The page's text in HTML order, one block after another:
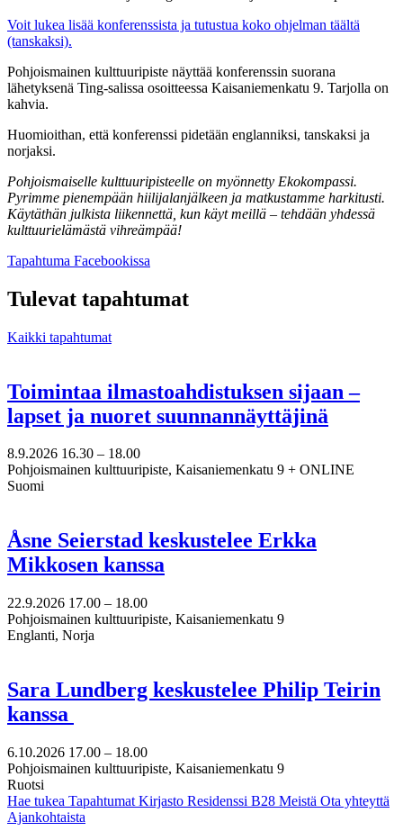
Voit lukea lisää konferenssista ja tutustua koko ohjelman täältä
(tanskaksi).
Pohjoismainen kulttuuripiste näyttää konferenssin suorana
lähetyksenä Ting-salissa osoitteessa Kaisaniemenkatu 9. Tarjolla on
kahvia.
Huomioithan, että konferenssi pidetään englanniksi, tanskaksi ja
norjaksi.
Pohjoismaiselle kulttuuripisteelle on myönnetty Ekokompassi.
Pyrimme pienempään hiilijalanjälkeen ja matkustamme harkitusti.
Käytäthän julkista liikennettä, kun käyt meillä – tehdään yhdessä
kulttuurielämästä vihreämpää!
Tapahtuma Facebookissa
välilehteen
Tulevat tapahtumat
Kaikki tapahtumat
Toimintaa ilmastoahdistuksen sijaan –
lapset ja nuoret suunnannäyttäjinä
8.9.2026 16.30 – 18.00
Pohjoismainen kulttuuripiste, Kaisaniemenkatu 9 + ONLINE
Suomi
Åsne Seierstad keskustelee Erkka
Mikkosen kanssa
22.9.2026 17.00 – 18.00
Pohjoismainen kulttuuripiste, Kaisaniemenkatu 9
Englanti, Norja
Sara Lundberg keskustelee Philip Teirin
kanssa
6.10.2026 17.00 – 18.00
Pohjoismainen kulttuuripiste, Kaisaniemenkatu 9
Ruotsi
Hae tukea Tapahtumat Kirjasto Residenssi B28 Meistä Ota yhteyttä
Ajankohtaista